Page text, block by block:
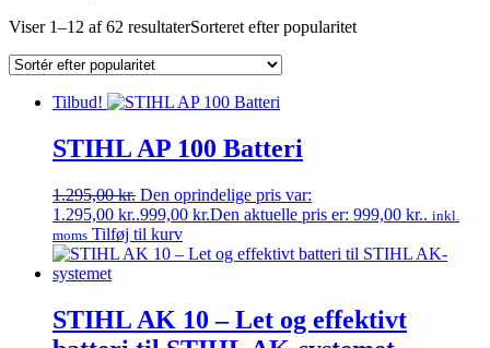
Viser 1–12 af 62 resultaterSorteret efter popularitet
Tilbud!
STIHL AP 100 Batteri
1.295,00kr. Den oprindelige pris var:
1.295,00 kr..999,00 kr.Den aktuelle pris er: 999,00 kr.. inkl.
moms Tilføj til kurv
STIHL AK 10 – Let og effektivt